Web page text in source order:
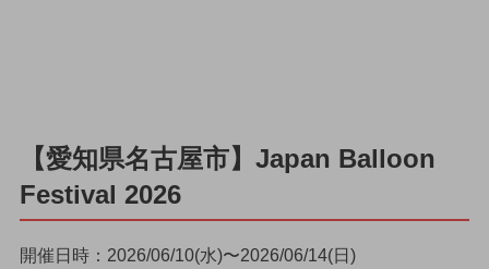
【愛知県名古屋市】Japan Balloon
Festival 2026
開催日時：2026/06/10(水)〜2026/06/14(日)